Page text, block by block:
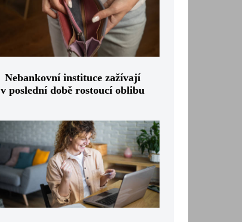
Nebankovní instituce zažívají
v poslední době rostoucí oblibu